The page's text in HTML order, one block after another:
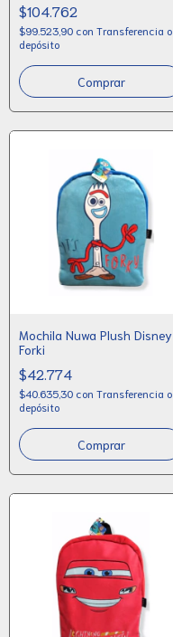
$104.762
$99.523,90 con Transferencia o
depósito
Mochila Nuwa Plush Disney
Forki
$42.774
$40.635,30 con Transferencia o
depósito